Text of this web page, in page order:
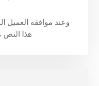
وعند موافقه العميل
هذا النص